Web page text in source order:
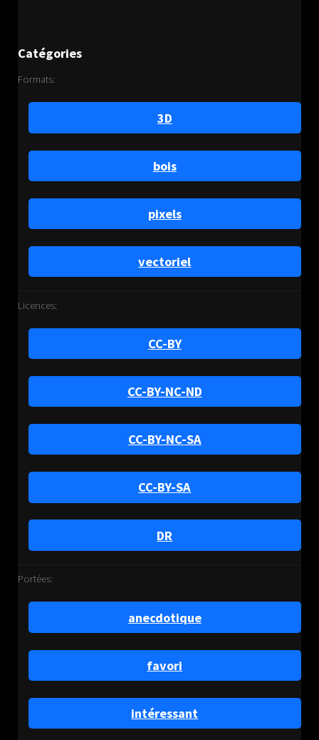
Catégories
Formats:
3D
bois
pixels
vectoriel
Licences:
CC-BY
CC-BY-NC-ND
CC-BY-NC-SA
CC-BY-SA
DR
Portées:
anecdotique
favori
intéressant